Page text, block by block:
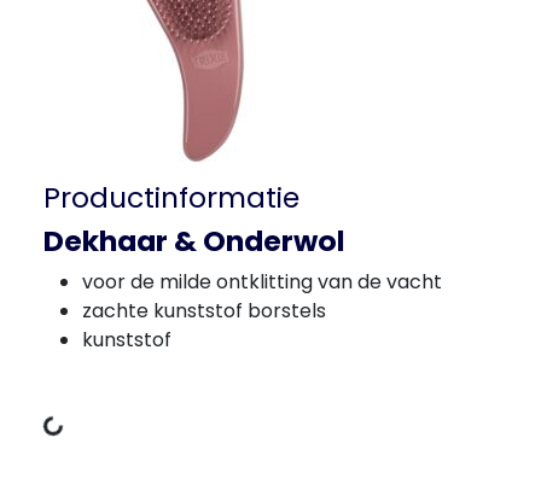
Productinformatie
Dekhaar & Onderwol
voor de milde ontklitting van de vacht
zachte kunststof borstels
kunststof
Gegevens laden